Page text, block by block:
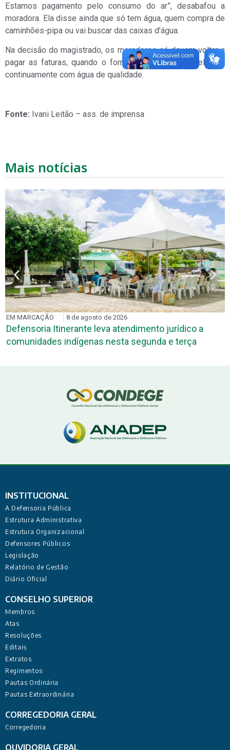
Estamos pagamento pelo consumo do ar”, desabafou a
moradora. Ela disse ainda que só tem água, quem compra de
caminhões-pipa ou vai buscar das caixas d’água.
Na decisão do magistrado, os moradores só devem voltar a
pagar as faturas, quando o fornecimento for restabelecido
continuamente com água de qualidade.
Fonte: Ivani Leitão – ass. de imprensa
Mais notícias
EM MARCAÇÃO 8 de agosto de 2026
Defensoria Itinerante leva atendimento jurídico a
comunidades indígenas nesta segunda e terça
INSTITUCIONAL
A Defensoria Pública
Estrutura Administrativa
Estrutura Organizacional
Defensores Públicos
Legislação
Relatório de Gestão
Diário Oficial
CONSELHO SUPERIOR
Membros
Atas
Resoluções
Editais
Extratos
Regimentos
Pautas Ordinária
Pautas Extraordinária
CORREGEDORIA GERAL
Corregedoria
OUVIDORIA GERAL